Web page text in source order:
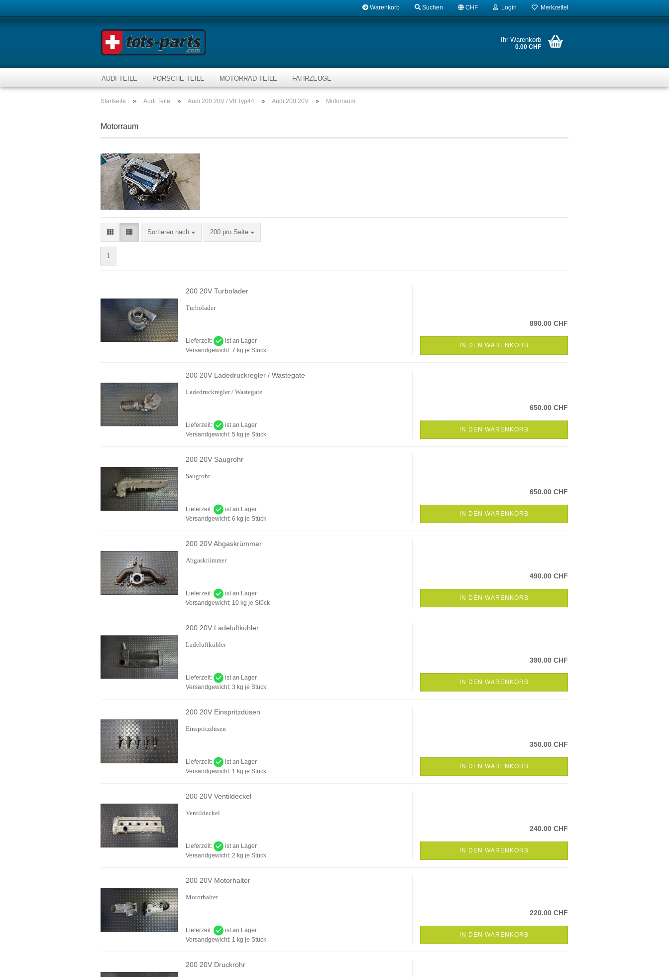
Warenkorb Suchen CHF Login Merkzettel
Ihr Warenkorb
0.00 CHF
AUDI TEILE PORSCHE TEILE MOTORRAD TEILE FAHRZEUGE
Startseite » Audi Teile » Audi 200 20V / V8 Typ44 » Audi 200 20V » Motorraum
Motorraum
Sortieren nach
Sortieren nach 200 pro Seite
pro Seite
1
200 20V Turbolader
Turbolader
Lieferzeit:
ist an Lager
Versandgewicht: 7 kg je Stück
890.00 CHF
IN DEN WARENKORB
200 20V Ladedruckregler / Wastegate
Ladedruckregler / Wastegate
Lieferzeit:
ist an Lager
Versandgewicht: 5 kg je Stück
650.00 CHF
IN DEN WARENKORB
200 20V Saugrohr
Saugrohr
Lieferzeit:
ist an Lager
Versandgewicht: 6 kg je Stück
650.00 CHF
IN DEN WARENKORB
200 20V Abgaskrümmer
Abgaskrümmer
Lieferzeit:
ist an Lager
Versandgewicht: 10 kg je Stück
490.00 CHF
IN DEN WARENKORB
200 20V Ladeluftkühler
Ladeluftkühler
Lieferzeit:
ist an Lager
Versandgewicht: 3 kg je Stück
390.00 CHF
IN DEN WARENKORB
200 20V Einspritzdüsen
Einspritzdüsen
Lieferzeit:
ist an Lager
Versandgewicht: 1 kg je Stück
350.00 CHF
IN DEN WARENKORB
200 20V Ventildeckel
Ventildeckel
Lieferzeit:
ist an Lager
Versandgewicht: 2 kg je Stück
240.00 CHF
IN DEN WARENKORB
200 20V Motorhalter
Motorhalter
Lieferzeit:
ist an Lager
Versandgewicht: 1 kg je Stück
220.00 CHF
IN DEN WARENKORB
200 20V Druckrohr